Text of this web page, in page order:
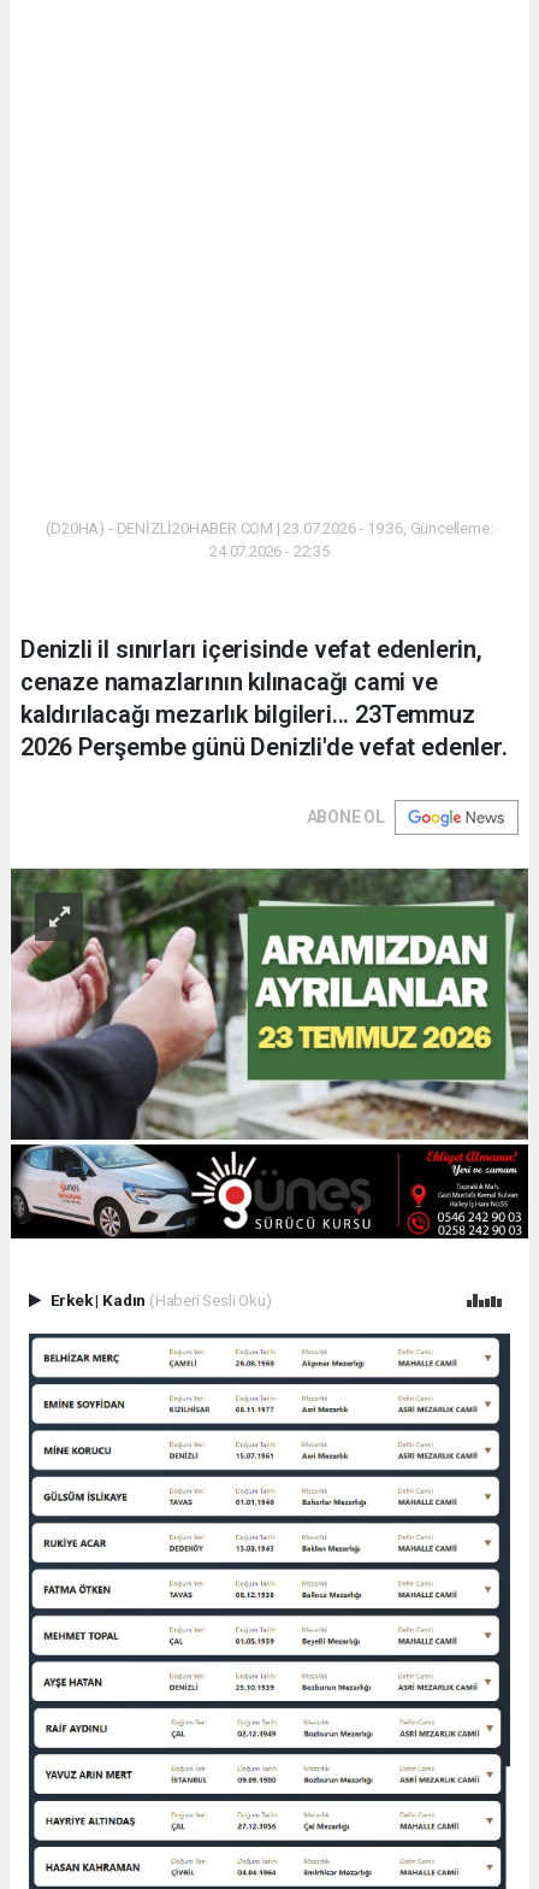
(D20HA) - DENİZLİ20HABER.COM | 23.07.2026 - 19:36, Güncelleme:
24.07.2026 - 22:35
Denizli il sınırları içerisinde vefat edenlerin,
cenaze namazlarının kılınacağı cami ve
kaldırılacağı mezarlık bilgileri... 23Temmuz
2026 Perşembe günü Denizli'de vefat edenler.
ABONE OL
Erkek| Kadın (Haberi Sesli Oku)